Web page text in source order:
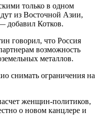
только в одном
из Восточной Азии,
добавил Котков.
говорил, что Россия
возможность
металлов.
женщин-политиков,
о новом канцлере и